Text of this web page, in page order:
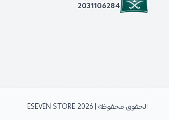
2031106284
الحقوق محفوظة | 2026 ESEVEN STORE